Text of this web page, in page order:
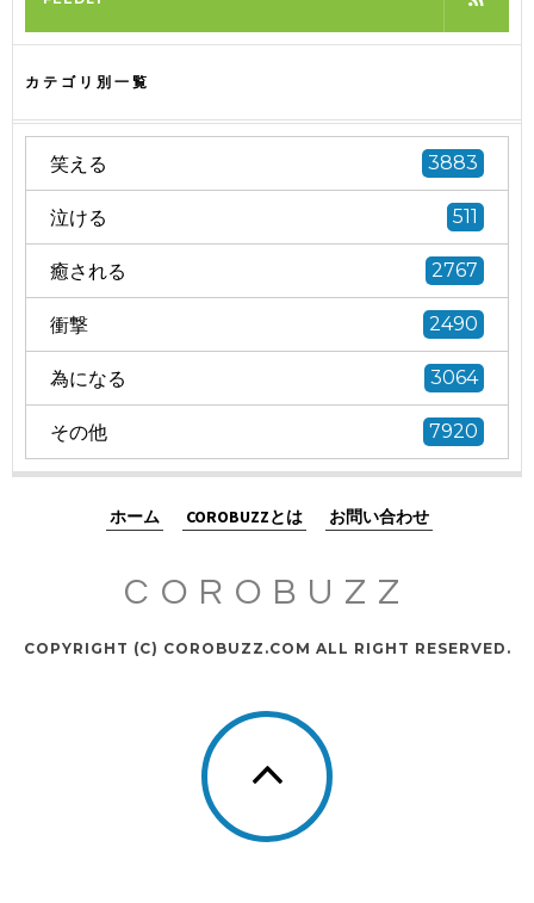
カテゴリ別一覧
笑える 3883
泣ける 511
癒される 2767
衝撃 2490
為になる 3064
その他 7920
ホーム COROBUZZとは お問い合わせ
COROBUZZ
COPYRIGHT (C) COROBUZZ.COM ALL RIGHT RESERVED.